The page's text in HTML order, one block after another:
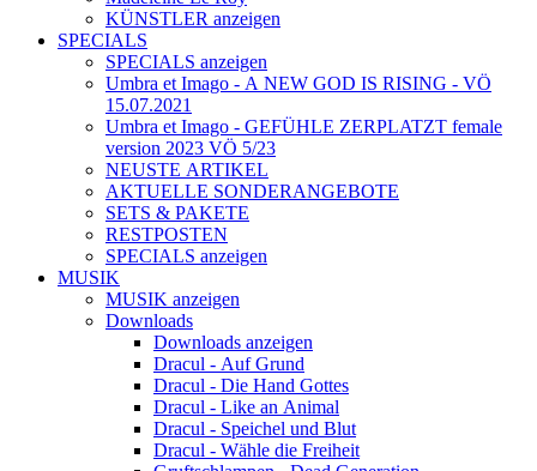
KÜNSTLER anzeigen
SPECIALS
SPECIALS anzeigen
Umbra et Imago - A NEW GOD IS RISING - VÖ
15.07.2021
Umbra et Imago - GEFÜHLE ZERPLATZT female
version 2023 VÖ 5/23
NEUSTE ARTIKEL
AKTUELLE SONDERANGEBOTE
SETS & PAKETE
RESTPOSTEN
SPECIALS anzeigen
MUSIK
MUSIK anzeigen
Downloads
Downloads anzeigen
Dracul - Auf Grund
Dracul - Die Hand Gottes
Dracul - Like an Animal
Dracul - Speichel und Blut
Dracul - Wähle die Freiheit